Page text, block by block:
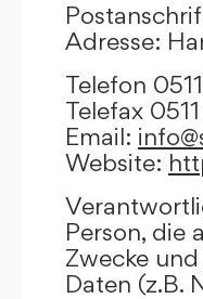
Adresse:
Telefon
Telefax
Email:
Website:
Person, die
Zwecke
Daten (z.B.